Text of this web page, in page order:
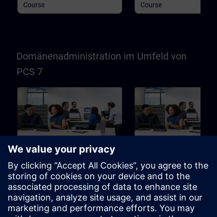
Course Course
Domänenadministration im Umfeld von
PCS 7
40h
Einsatz eines Active
Directory (Domäne) im PCS
7 / WinCC-Umfeld (Präsenz-
Training)
Einsatz eines Active
Directory (Domäne) im
7 / WinCC-Umfeld
Training)